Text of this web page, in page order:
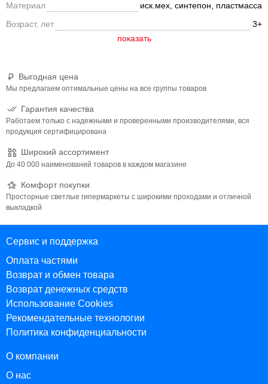
Выгодная цена
Мы предлагаем оптимальные цены на все группы товаров
Гарантия качества
Работаем только с надежными и проверенными производителями, вся
продукция сертифицирована
Широкий ассортимент
До 40 000 наименований товаров в каждом магазине
Комфорт покупки
Просторные светлые гипермаркеты с широкими проходами и отличной
выкладкой
Материал
иск.мех, синтепон, пластмасса
Возраст, лет
3+
Сервис и поддержка
Оплата частями
Возврат и обмен товара
Возврат денежных средств
Использование Cookies
Рекомендательные технологии
Политика конфиденциальности
О компании
О нас